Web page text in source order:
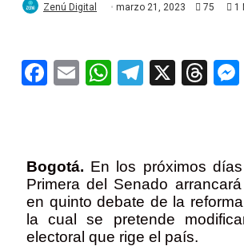
Zenú Digital marzo 21, 2023 75 1
Facebook
EmailWhatsApp
X
Bogotá. En los próximos
Primera del Senado
en quinto debate de la
la cual se pretende
electoral que rige el país.